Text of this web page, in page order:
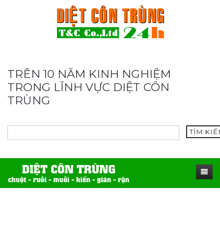
TRÊN 10 NĂM KINH NGHIỆM
TRONG LĨNH VỰC DIỆT CÔN
TRÙNG
TÌM